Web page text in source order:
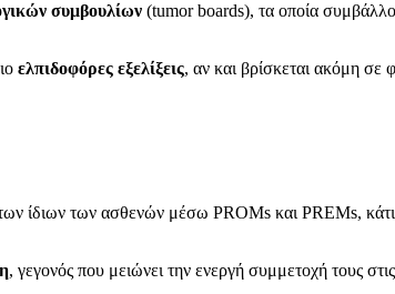
συμβουλίων (tumor boards), τα οποία
ελπιδοφόρες εξελίξεις, αν και βρίσκεται ακόμη σε
ίδιων των ασθενών μέσω PROMs και PREMs,
, γεγονός που μειώνει την ενεργή συμμετοχή τους